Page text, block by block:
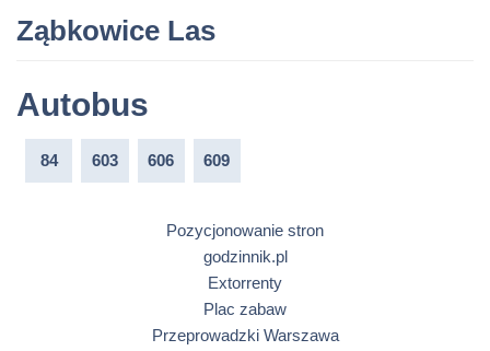
Ząbkowice Las
Autobus
84 603 606 609
Pozycjonowanie stron
godzinnik.pl
Extorrenty
Plac zabaw
Przeprowadzki Warszawa